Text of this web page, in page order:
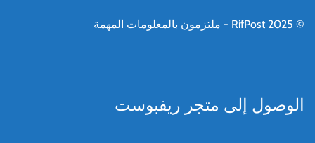
© RifPost 2025 - ملتزمون بالمعلومات المهمة
الوصول إلى متجر ريفبوست